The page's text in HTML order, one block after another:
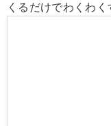
くるだけでわくわく